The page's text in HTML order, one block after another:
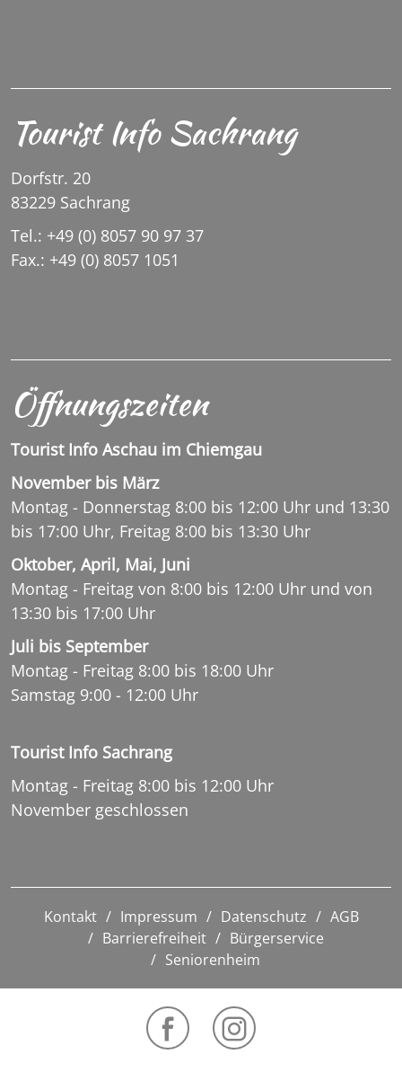
Tourist Info Sachrang
Dorfstr. 20
83229 Sachrang
Tel.: +49 (0) 8057 90 97 37
Fax.: +49 (0) 8057 1051
Öffnungszeiten
Tourist Info Aschau im Chiemgau
November bis März
Montag - Donnerstag 8:00 bis 12:00 Uhr und 13:30
bis 17:00 Uhr, Freitag 8:00 bis 13:30 Uhr
Oktober, April, Mai, Juni
Montag - Freitag von 8:00 bis 12:00 Uhr und von
13:30 bis 17:00 Uhr
Juli bis September
Montag - Freitag 8:00 bis 18:00 Uhr
Samstag 9:00 - 12:00 Uhr
Tourist Info Sachrang
Montag - Freitag 8:00 bis 12:00 Uhr
November geschlossen
Kontakt Impressum Datenschutz
AGB
Barrierefreiheit
Bürgerservice
Seniorenheim